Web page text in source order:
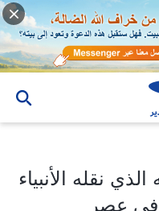
نقله الأنبياء
في عصر